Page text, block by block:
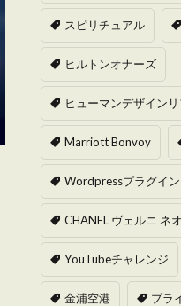
スピリチュアル
ヒルトンオナーズ
ヒューマンデザイン
Marriott Bonvoy
Wordpressプラグイン
CHANEL ヴェルニ ネ
YouTubeチャレンジ
金浦空港 プラ